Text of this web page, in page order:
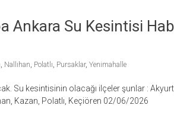
Ankara Su Kesintisi
, Nallıhan, Polatlı, Pursaklar, Yenimahalle
Su kesintisinin olacağı ilçeler şunlar : Akyurt,
Kazan, Polatlı, Keçiören 02/06/2026